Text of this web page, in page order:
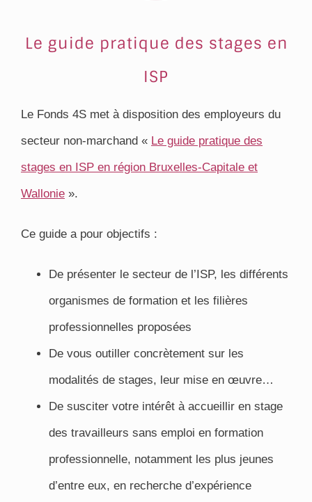
Le guide pratique des stages en
ISP
Le Fonds 4S met à disposition des employeurs du
secteur non-marchand « Le guide pratique des
stages en ISP en région Bruxelles-Capitale et
Wallonie ».
Ce guide a pour objectifs :
De présenter le secteur de l’ISP, les différents
organismes de formation et les filières
professionnelles proposées
De vous outiller concrètement sur les
modalités de stages, leur mise en œuvre…
De susciter votre intérêt à accueillir en stage
des travailleurs sans emploi en formation
professionnelle, notamment les plus jeunes
d’entre eux, en recherche d’expérience